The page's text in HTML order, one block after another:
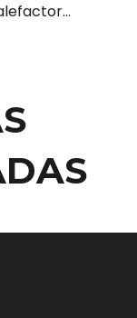
Placa calefactora de gas confiable con ajustes de calor ajustables para una cocción versátil